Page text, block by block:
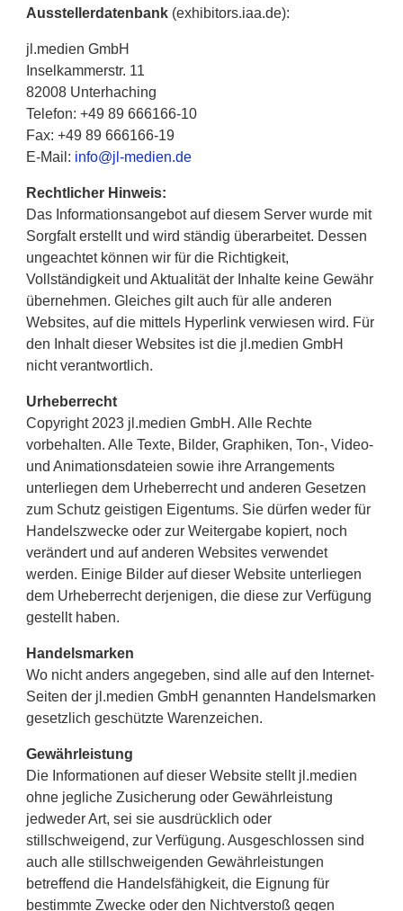
Ausstellerdatenbank (exhibitors.iaa.de):
jl.medien GmbH
Inselkammerstr. 11
82008 Unterhaching
Telefon: +49 89 666166-10
Fax: +49 89 666166-19
E-Mail: info@jl-medien.de
Rechtlicher Hinweis:
Das Informationsangebot auf diesem Server wurde mit
Sorgfalt erstellt und wird ständig überarbeitet. Dessen
ungeachtet können wir für die Richtigkeit,
Vollständigkeit und Aktualität der Inhalte keine Gewähr
übernehmen. Gleiches gilt auch für alle anderen
Websites, auf die mittels Hyperlink verwiesen wird. Für
den Inhalt dieser Websites ist die jl.medien GmbH
nicht verantwortlich.
Urheberrecht
Copyright 2023 jl.medien GmbH. Alle Rechte
vorbehalten. Alle Texte, Bilder, Graphiken, Ton-, Video-
und Animationsdateien sowie ihre Arrangements
unterliegen dem Urheberrecht und anderen Gesetzen
zum Schutz geistigen Eigentums. Sie dürfen weder für
Handelszwecke oder zur Weitergabe kopiert, noch
verändert und auf anderen Websites verwendet
werden. Einige Bilder auf dieser Website unterliegen
dem Urheberrecht derjenigen, die diese zur Verfügung
gestellt haben.
Handelsmarken
Wo nicht anders angegeben, sind alle auf den Internet-
Seiten der jl.medien GmbH genannten Handelsmarken
gesetzlich geschützte Warenzeichen.
Gewährleistung
Die Informationen auf dieser Website stellt jl.medien
ohne jegliche Zusicherung oder Gewährleistung
jedweder Art, sei sie ausdrücklich oder
stillschweigend, zur Verfügung. Ausgeschlossen sind
auch alle stillschweigenden Gewährleistungen
betreffend die Handelsfähigkeit, die Eignung für
bestimmte Zwecke oder den Nichtverstoß gegen